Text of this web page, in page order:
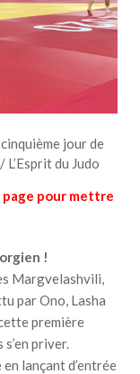
jour de
du Judo
page pour mettre
!
Margvelashvili,
par Ono, Lasha
première
priver.
lançant d’entrée